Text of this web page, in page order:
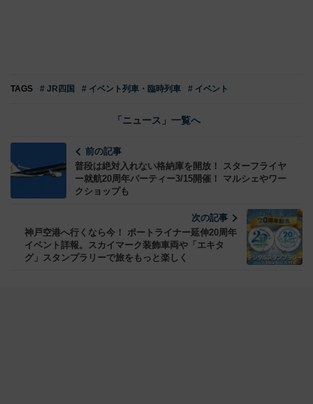
TAGS # JR四国 # イベント列車・臨時列車 # イベント
「ニュース」一覧へ
前の記事
普段は絶対入れない格納庫を開放！ スターフライヤ
ー就航20周年パーティー3/15開催！ マルシェやワー
クショップも
次の記事
神戸空港へ行くなら今！ ポートライナー延伸20周年
イベント詳報。スカイマーク装飾車両や「エキタ
グ」スタンプラリーで旅をもっと楽しく